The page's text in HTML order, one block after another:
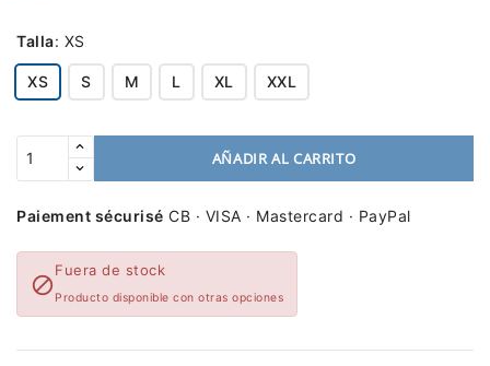
Talla: XS
XS S M L XL XXL
AÑADIR AL CARRITO
Paiement sécurisé CB · VISA · Mastercard · PayPal

Fuera de stock
Producto disponible con otras opciones